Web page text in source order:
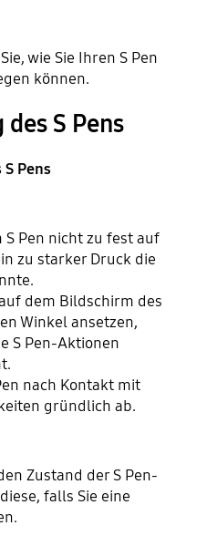
wie Sie Ihren S Pen
können.
S Pens
Pens
S Pen nicht zu fest auf
zu starker Druck die
dem Bildschirm des
Winkel ansetzen,
S Pen-Aktionen
nach Kontakt mit
gründlich ab.
Zustand der S Pen-
falls Sie eine